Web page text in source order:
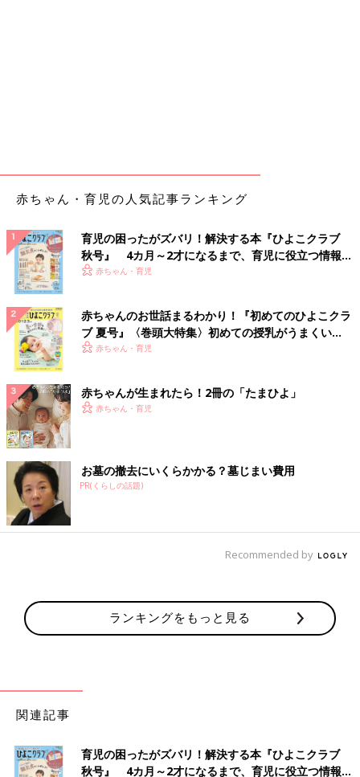
赤ちゃん・育児の人気記事ランキング
育児の困ったがズバリ！解決する本『ひよこクラブ
秋号』 4カ月～2才になるまで、育児に役立つ情報が
いっぱい！
赤ちゃん・育児
赤ちゃんのお世話まるわかり！『初めてのひよこクラ
ブ 夏号』〈巻頭大特集〉初めての授乳がうまくい
く！ おっぱい・ミルクの基本と夏のトラブル 解決テ
赤ちゃん・育児
赤ちゃんが生まれたら！2冊の「たまひよ」
赤ちゃん・育児
お墓の撤去にいくらかかる？墓じまい費用
PR(くらしの話題)
Recommended by
ランキングをもっと見る
関連記事
育児の困ったがズバリ！解決する本『ひよこクラブ
秋号』 4カ月～2才になるまで、育児に役立つ情報が